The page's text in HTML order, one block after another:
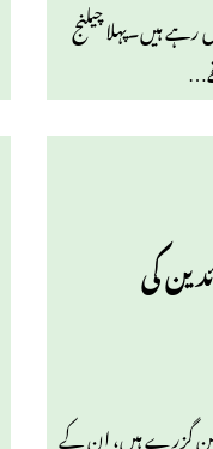
ہیں۔پہلا چیلنج
کی
گزرے ہیں، ان کے